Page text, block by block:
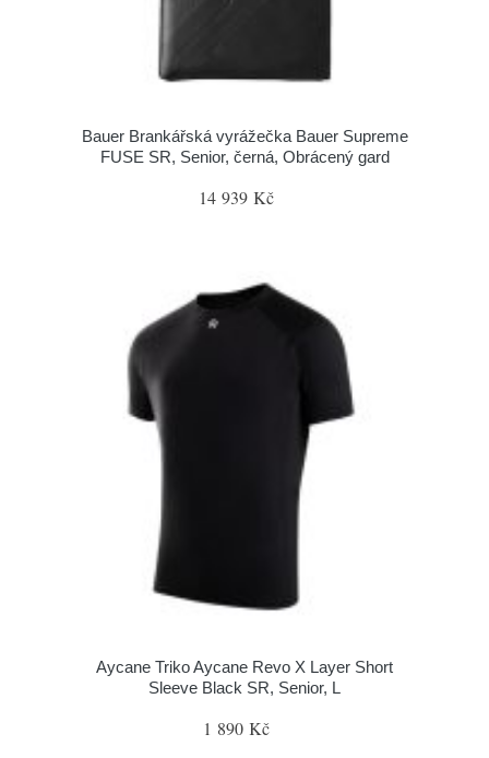
Bauer Brankářská vyrážečka Bauer Supreme
FUSE SR, Senior, černá, Obrácený gard
14 939 Kč
Aycane Triko Aycane Revo X Layer Short
Sleeve Black SR, Senior, L
1 890 Kč